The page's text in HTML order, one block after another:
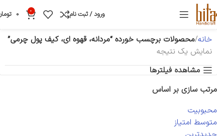
ورود / ثبت نام 0
0
خانه محصولات برچسب خورده “مردانه، قهوه ای، کیف پول چرمی”
نمایش یک نتیجه
مشاهده فیلترها
مرتب سازی بر اساس
محبوبیت
متوسط امتیاز